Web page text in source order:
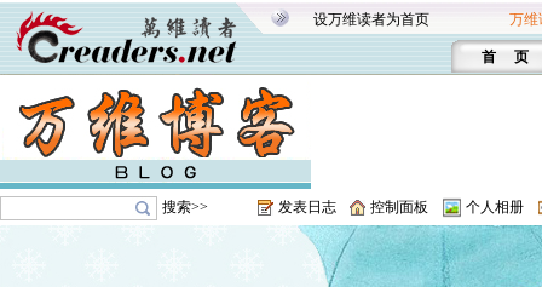
设万维读者为首页 万维
首 页
搜索>> 发表日志 控制面板 个人相册